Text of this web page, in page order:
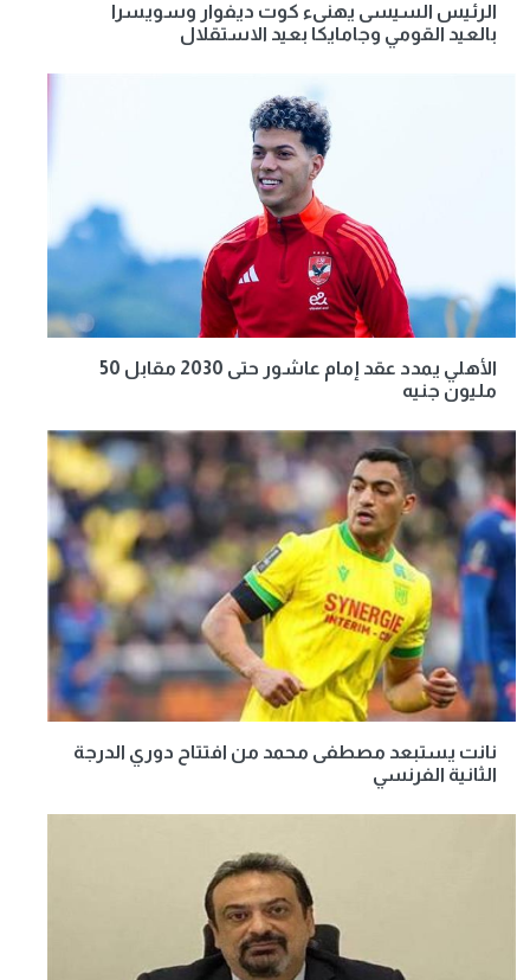
الرئيس السيسى يهنىء كوت ديفوار وسويسرا
بالعيد القومي وجامايكا بعيد الاستقلال
الأهلي يمدد عقد إمام عاشور حتى 2030 مقابل 50
مليون جنيه
نانت يستبعد مصطفى محمد من افتتاح دوري الدرجة
الثانية الفرنسي